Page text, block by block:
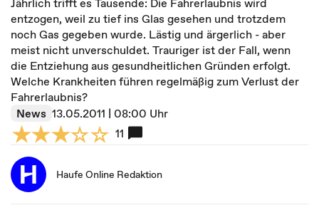
entzogen, weil zu tief ins Glas gesehen und trotzdem
noch Gas gegeben wurde. Lästig und ärgerlich - aber
meist nicht unverschuldet. Trauriger ist der Fall, wenn
die Entziehung aus gesundheitlichen Gründen erfolgt.
Welche Krankheiten führen regelmäßig zum Verlust der
Fahrerlaubnis?
News 13.05.2011 | 08:00 Uhr
11
Haufe Online Redaktion